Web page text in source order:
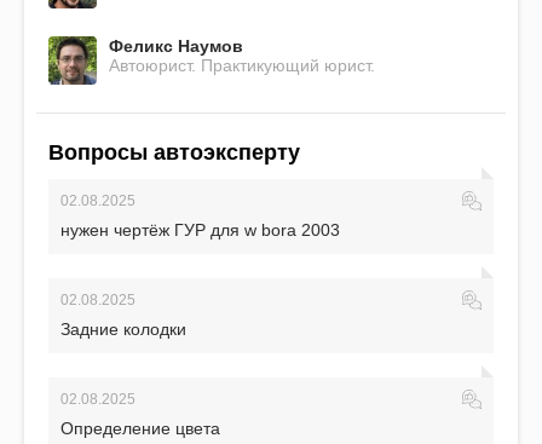
Феликс Наумов
Автоюрист. Практикующий юрист.
Вопросы автоэксперту
02.08.2025
нужен чертёж ГУР для w bora 2003
02.08.2025
Задние колодки
02.08.2025
Определение цвета